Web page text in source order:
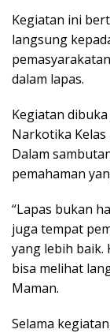
Kegiatan ini
langsung
dalam lapas.
Kegiatan
Narkotika Kelas
Dalam
pemahaman
“Lapas bukan
juga tempat
yang lebih baik.
bisa melihat
Maman.
Selama